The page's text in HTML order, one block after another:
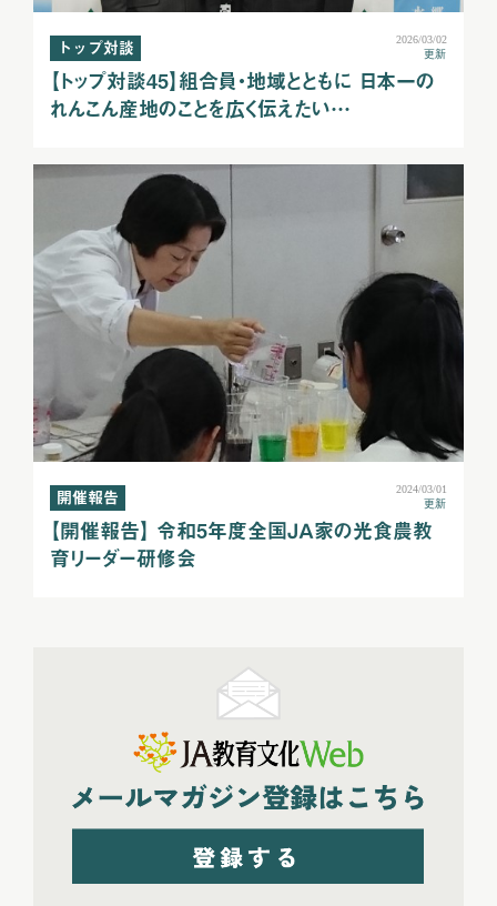
トップ対談
2026/03/02
更新
【トップ対談45】組合員・地域とともに 日本一の
れんこん産地のことを広く伝えたい…
開催報告
2024/03/01
更新
【開催報告】 令和5年度全国ＪＡ家の光食農教
育リーダー研修会